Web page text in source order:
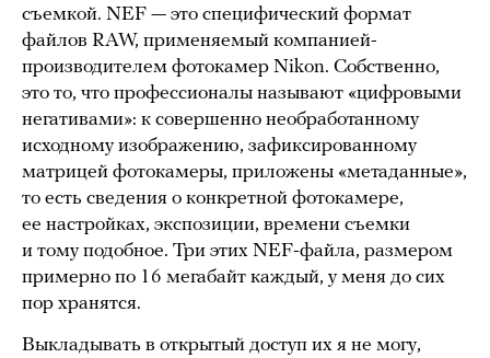
съемкой. NEF — это специфический формат
файлов RAW, применяемый компанией-
производителем фотокамер Nikon. Собственно,
это то, что профессионалы называют «цифровыми
негативами»: к совершенно необработанному
исходному изображению, зафиксированному
матрицей фотокамеры, приложены «метаданные»,
то есть сведения о конкретной фотокамере,
ее настройках, экспозиции, времени съемки
и тому подобное. Три этих NEF-файла, размером
примерно по 16 мегабайт каждый, у меня до сих
пор хранятся.
Выкладывать в открытый доступ их я не могу,